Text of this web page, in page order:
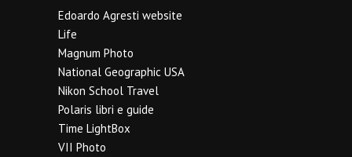
Edoardo Agresti website
Life
Magnum Photo
National Geographic USA
Nikon School Travel
Polaris libri e guide
Time LightBox
VII Photo